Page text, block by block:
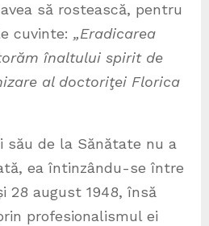
să rostească, pentru
cuvinte: „Eradicarea
înaltului spirit de
al doctoriţei Florica
său de la Sănătate nu a
ea întinzându-se între
28 august 1948, însă
profesionalismul ei